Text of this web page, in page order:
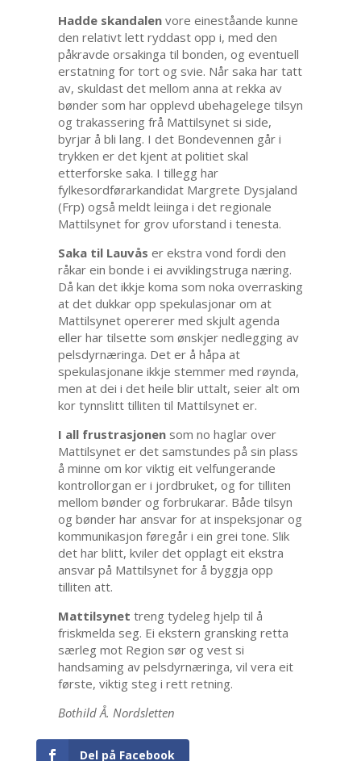
Hadde skandalenvore eineståande kunne
den relativt lett ryddast opp i, med den
påkravde orsakinga til bonden, og eventuell
erstatning for tort og svie. Når saka har tatt
av, skuldast det mellom anna at rekka av
bønder som har opplevd ubehagelege tilsyn
og trakassering frå Mattilsynet si side,
byrjar å bli lang. I det Bondevennen går i
trykken er det kjent at politiet skal
etterforske saka. I tillegg har
fylkesordførarkandidat Margrete Dysjaland
(Frp) også meldt leiinga i det regionale
Mattilsynet for grov uforstand i tenesta.
Saka til Lauvås er ekstra vond fordi den
råkar ein bonde i ei avviklingstruga næring.
Då kan det ikkje koma som noka overrasking
at det dukkar opp spekulasjonar om at
Mattilsynet opererer med skjult agenda
eller har tilsette som ønskjer nedlegging av
pelsdyrnæringa. Det er å håpa at
spekulasjonane ikkje stemmer med røynda,
men at dei i det heile blir uttalt, seier alt om
kor tynnslitt tilliten til Mattilsynet er.
I all frustrasjonensom no haglar over
Mattilsynet er det samstundes på sin plass
å minne om kor viktig eit velfungerande
kontrollorgan er i jordbruket, og for tilliten
mellom bønder og forbrukarar. Både tilsyn
og bønder har ansvar for at inspeksjonar og
kommunikasjon føregår i ein grei tone. Slik
det har blitt, kviler det opplagt eit ekstra
ansvar på Mattilsynet for å byggja opp
tilliten att.
Mattilsynet treng tydeleg hjelp til å
friskmelda seg. Ei ekstern gransking retta
særleg mot Region sør og vest si
handsaming av pelsdyrnæringa, vil vera eit
første, viktig steg i rett retning.
Bothild Å. Nordsletten
Del på Facebook